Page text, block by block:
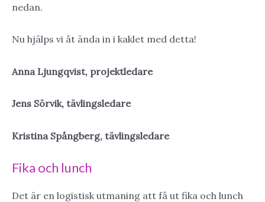
nedan.
Nu hjälps vi åt ända in i kaklet med detta!
Anna Ljungqvist, projektledare
Jens Sörvik, tävlingsledare
Kristina Spångberg, tävlingsledare
Fika och lunch
Det är en logistisk utmaning att få ut fika och lunch